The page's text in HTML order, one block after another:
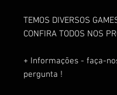
TEMOS DIVERSOS
CONFIRA TODOS NOS
+ Informações - faça-
pergunta !